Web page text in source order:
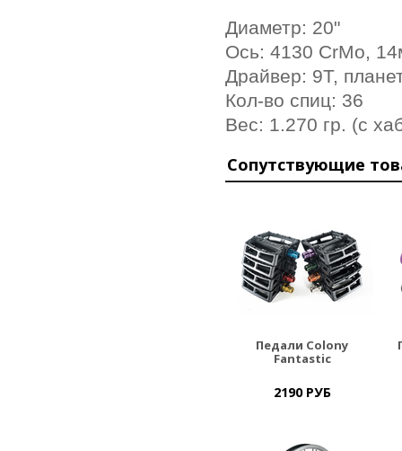
Диаметр: 20"
Ось: 4130 CrMo,
Драйвер: 9Т,
Кол-во спиц: 36
Вес: 1.270 гр. (с
Сопутствующие
Педали Colony
Fantastic
2190 РУБ